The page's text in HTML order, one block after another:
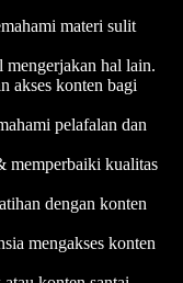
materi sulit
mengerjakan hal lain.
akses konten bagi
pelafalan dan
memperbaiki kualitas
dengan konten
mengakses konten